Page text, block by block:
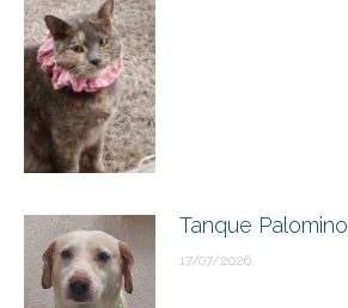
Tanque Palomino
17/07/2026